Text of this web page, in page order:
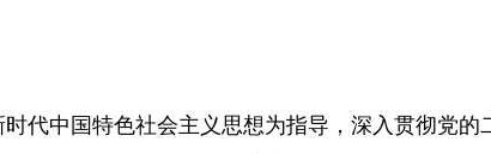
时代中国特色社会主义思想为指导，深入贯彻党的